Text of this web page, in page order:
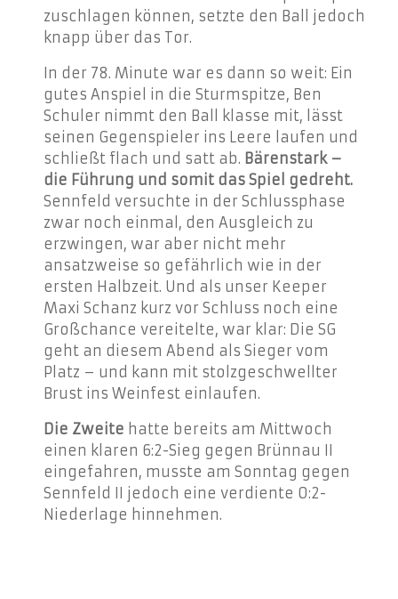
zuschlagen können, setzte den Ball jedoch
knapp über das Tor.
In der 78. Minute war es dann so weit: Ein
gutes Anspiel in die Sturmspitze, Ben
Schuler nimmt den Ball klasse mit, lässt
seinen Gegenspieler ins Leere laufen und
schließt flach und satt ab. Bärenstark –
die Führung und somit das Spiel gedreht.
Sennfeld versuchte in der Schlussphase
zwar noch einmal, den Ausgleich zu
erzwingen, war aber nicht mehr
ansatzweise so gefährlich wie in der
ersten Halbzeit. Und als unser Keeper
Maxi Schanz kurz vor Schluss noch eine
Großchance vereitelte, war klar: Die SG
geht an diesem Abend als Sieger vom
Platz – und kann mit stolzgeschwellter
Brust ins Weinfest einlaufen.
Die Zweite hatte bereits am Mittwoch
einen klaren 6:2-Sieg gegen Brünnau II
eingefahren, musste am Sonntag gegen
Sennfeld II jedoch eine verdiente 0:2-
Niederlage hinnehmen.